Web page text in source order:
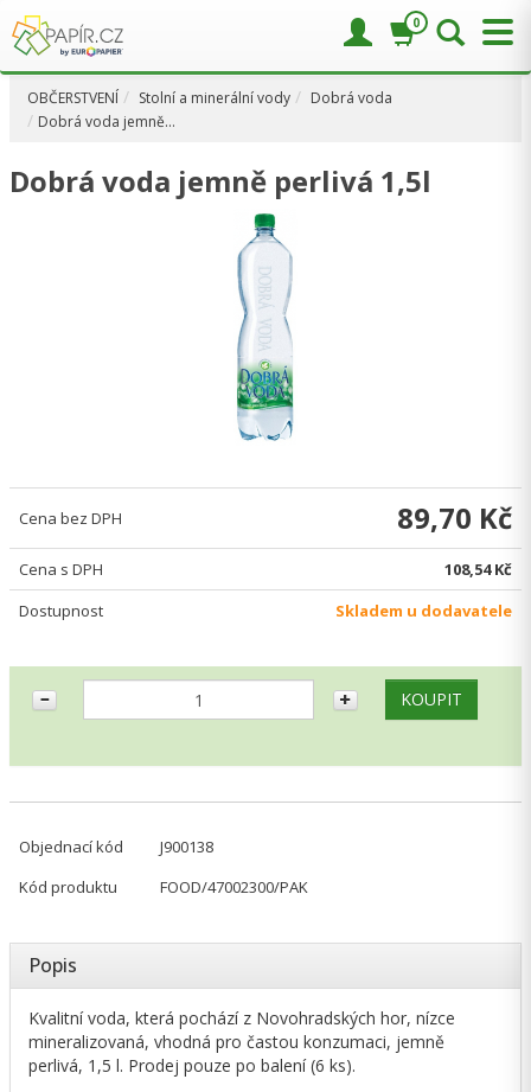
OBČERSTVENÍ Stolní a minerální vody
Dobrá voda
Dobrá voda jemně…
Dobrá voda jemně perlivá 1,5l
Cena bez DPH 89,70 Kč
Cena s DPH
108,54 Kč
Dostupnost
Skladem u dodavatele
Objednací kód
J900138
Kód produktu
FOOD/47002300/PAK
Popis
Kvalitní voda, která pochází z Novohradských hor, nízce
mineralizovaná, vhodná pro častou konzumaci, jemně
perlivá, 1,5 l. Prodej pouze po balení (6 ks).
0